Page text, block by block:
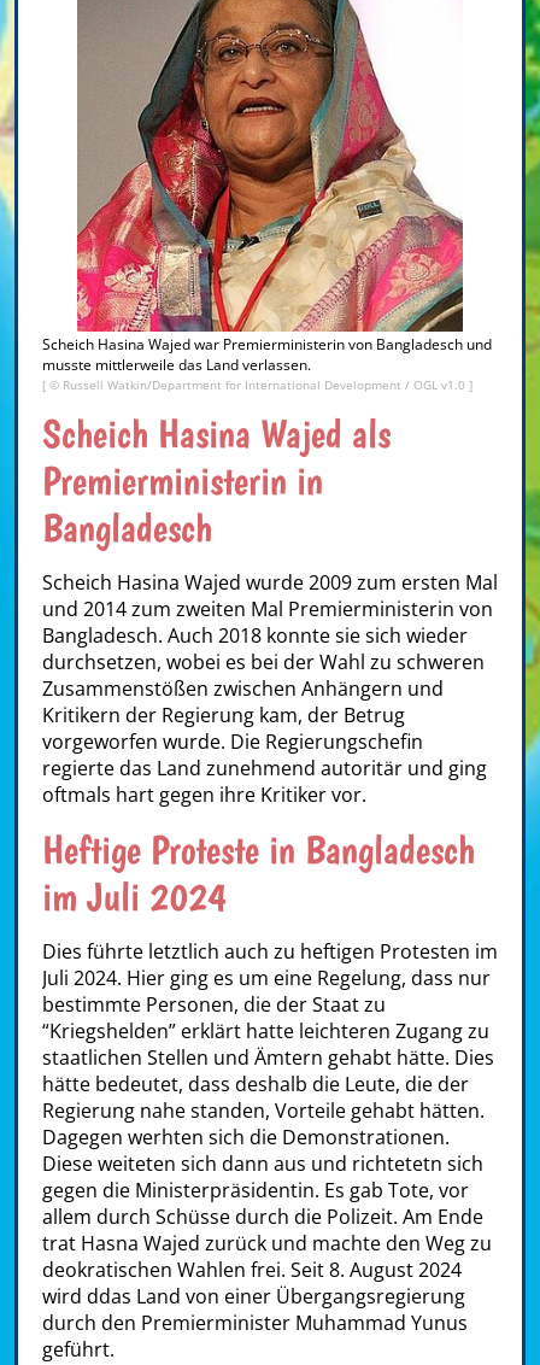
Scheich Hasina Wajed war Premierministerin von Bangladesch und
musste mittlerweile das Land verlassen.
[ © Russell Watkin/Department for International Development / OGL v1.0 ]
Scheich Hasina Wajed als
Premierministerin in
Bangladesch
Scheich Hasina Wajed wurde 2009 zum ersten Mal
und 2014 zum zweiten Mal Premierministerin von
Bangladesch. Auch 2018 konnte sie sich wieder
durchsetzen, wobei es bei der Wahl zu schweren
Zusammenstößen zwischen Anhängern und
Kritikern der Regierung kam, der Betrug
vorgeworfen wurde. Die Regierungschefin
regierte das Land zunehmend autoritär und ging
oftmals hart gegen ihre Kritiker vor.
Heftige Proteste in Bangladesch
im Juli 2024
Dies führte letztlich auch zu heftigen Protesten im
Juli 2024. Hier ging es um eine Regelung, dass nur
bestimmte Personen, die der Staat zu
“Kriegshelden” erklärt hatte leichteren Zugang zu
staatlichen Stellen und Ämtern gehabt hätte. Dies
hätte bedeutet, dass deshalb die Leute, die der
Regierung nahe standen, Vorteile gehabt hätten.
Dagegen werhten sich die Demonstrationen.
Diese weiteten sich dann aus und richtetetn sich
gegen die Ministerpräsidentin. Es gab Tote, vor
allem durch Schüsse durch die Polizeit. Am Ende
trat Hasna Wajed zurück und machte den Weg zu
deokratischen Wahlen frei. Seit 8. August 2024
wird ddas Land von einer Übergangsregierung
durch den Premierminister Muhammad Yunus
geführt.